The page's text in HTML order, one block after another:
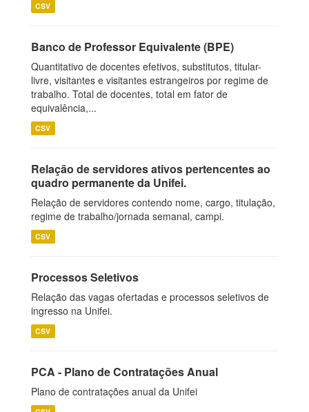
CSV
Banco de Professor Equivalente (BPE)
Quantitativo de docentes efetivos, substitutos, titular-
livre, visitantes e visitantes estrangeiros por regime de
trabalho. Total de docentes, total em fator de
equivalência,...
CSV
Relação de servidores ativos pertencentes ao
quadro permanente da Unifei.
Relação de servidores contendo nome, cargo, titulação,
regime de trabalho/jornada semanal, campi.
CSV
Processos Seletivos
Relação das vagas ofertadas e processos seletivos de
ingresso na Unifei.
CSV
PCA - Plano de Contratações Anual
Plano de contratações anual da Unifei